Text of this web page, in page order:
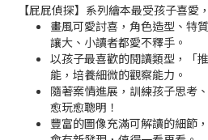
【屁屁偵探】系列繪本最受孩子喜愛
畫風可愛討喜，角色造型、特
讓大、小讀者都愛不釋手。
以孩子最喜歡的閱讀類型，「
能，培養細微的觀察能力。
隨著案情進展，訓練孩子思考
愈玩愈聰明！
豐富的圖像充滿可解讀的細節